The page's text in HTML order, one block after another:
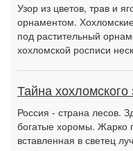
Узор из цветов, трав и
орнаментом.
под растительный
хохломской росписи
Тайна хохломского
Россия - страна лесов.
богатые хоромы. Жарко
вставленная в светец